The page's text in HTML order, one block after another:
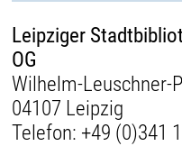
Leipziger
OG
Wilhelm-Leuschner-
04107 Leipzig
Telefon: +49 (0)341